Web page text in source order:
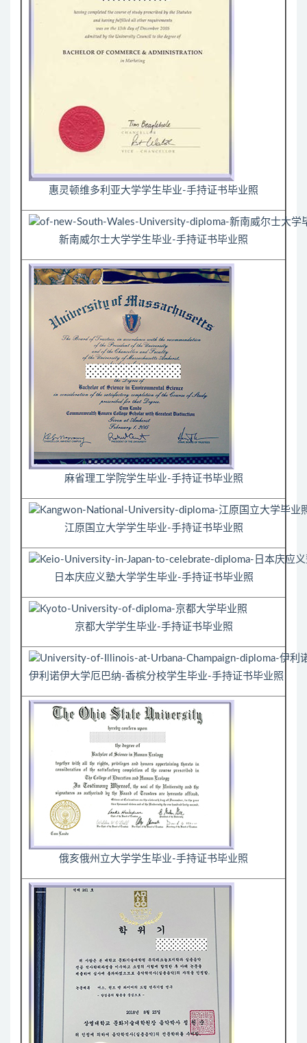
惠灵顿维多利亚大学学生毕业-手持证书毕业照
新南威尔士大学学生毕业-手持证书毕业照
麻省理工学院学生毕业-手持证书毕业照
江原国立大学学生毕业-手持证书毕业照
日本庆应义塾大学学生毕业-手持证书毕业照
京都大学学生毕业-手持证书毕业照
伊利诺伊大学厄巴纳-香槟分校学生毕业-手持证书毕业照
俄亥俄州立大学学生毕业-手持证书毕业照